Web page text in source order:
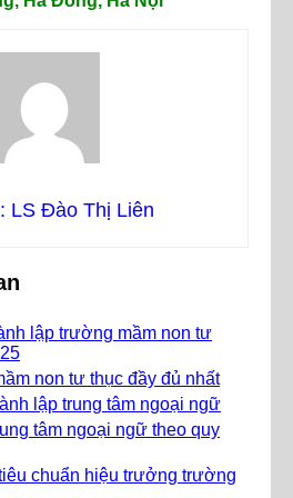
LS Đào Thị Liên
non tư thục đầy đủ nhất
tâm ngoại ngữ theo quy